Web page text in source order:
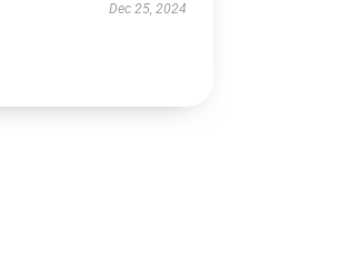
Dec 25, 2024